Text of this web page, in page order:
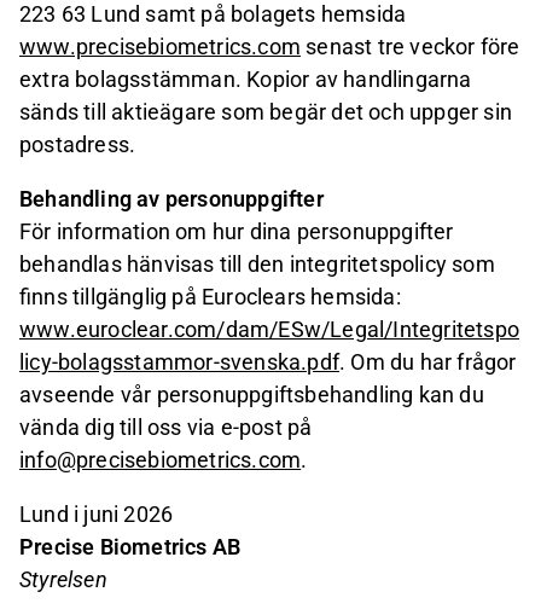
223 63 Lund samt på bolagets hemsida
www.precisebiometrics.com senast tre veckor före
extra bolagsstämman. Kopior av handlingarna
sänds till aktieägare som begär det och uppger sin
postadress.
Behandling av personuppgifter
För information om hur dina personuppgifter
behandlas hänvisas till den integritetspolicy som
finns tillgänglig på Euroclears hemsida:
www.euroclear.com/dam/ESw/Legal/Integritetspo
licy-bolagsstammor-svenska.pdf. Om du har frågor
avseende vår personuppgiftsbehandling kan du
vända dig till oss via e-post på
info@precisebiometrics.com.
Lund i juni 2026
Precise Biometrics AB
Styrelsen